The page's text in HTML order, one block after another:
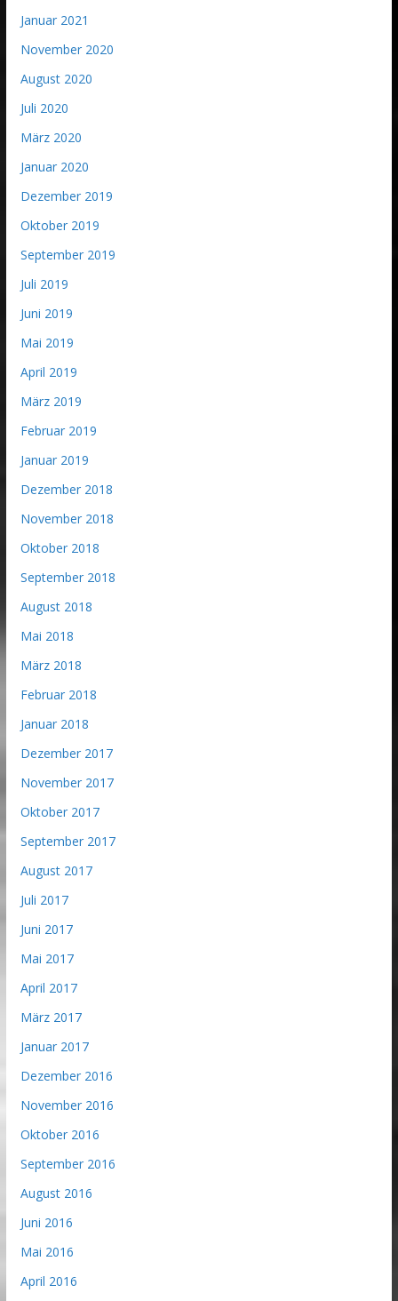
Januar 2021
November 2020
August 2020
Juli 2020
März 2020
Januar 2020
Dezember 2019
Oktober 2019
September 2019
Juli 2019
Juni 2019
Mai 2019
April 2019
März 2019
Februar 2019
Januar 2019
Dezember 2018
November 2018
Oktober 2018
September 2018
August 2018
Mai 2018
März 2018
Februar 2018
Januar 2018
Dezember 2017
November 2017
Oktober 2017
September 2017
August 2017
Juli 2017
Juni 2017
Mai 2017
April 2017
März 2017
Januar 2017
Dezember 2016
November 2016
Oktober 2016
September 2016
August 2016
Juni 2016
Mai 2016
April 2016